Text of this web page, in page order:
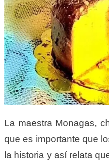
La maestra Monagas,
que es importante que
la historia y así relata